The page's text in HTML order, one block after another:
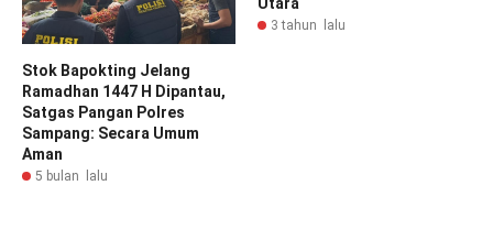
Stok Bapokting Jelang
Ramadhan 1447 H Dipantau,
Satgas Pangan Polres
Sampang: Secara Umum
Aman
5 bulan lalu
3 tahun lalu